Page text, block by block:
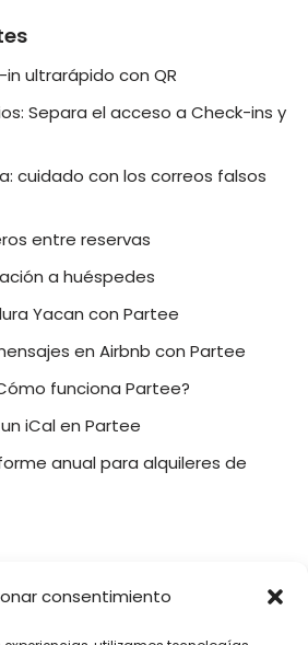
consentimiento
ultrarápido con QR
Separa el acceso a Check-ins y
cuidado con los correos falsos
entre reservas
a huéspedes
Yacan con Partee
en Airbnb con Partee
funciona Partee?
iCal en Partee
anual para alquileres de